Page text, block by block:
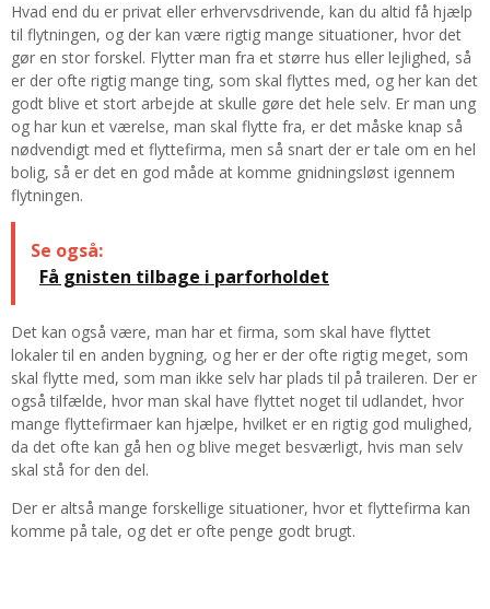
Hvad end du er privat eller erhvervsdrivende, kan du altid få hjælp
til flytningen, og der kan være rigtig mange situationer, hvor det
gør en stor forskel. Flytter man fra et større hus eller lejlighed, så
er der ofte rigtig mange ting, som skal flyttes med, og her kan det
godt blive et stort arbejde at skulle gøre det hele selv. Er man ung
og har kun et værelse, man skal flytte fra, er det måske knap så
nødvendigt med et flyttefirma, men så snart der er tale om en hel
bolig, så er det en god måde at komme gnidningsløst igennem
flytningen.
Se også:
Få gnisten tilbage i parforholdet
Det kan også være, man har et firma, som skal have flyttet
lokaler til en anden bygning, og her er der ofte rigtig meget, som
skal flytte med, som man ikke selv har plads til på traileren. Der er
også tilfælde, hvor man skal have flyttet noget til udlandet, hvor
mange flyttefirmaer kan hjælpe, hvilket er en rigtig god mulighed,
da det ofte kan gå hen og blive meget besværligt, hvis man selv
skal stå for den del.
Der er altså mange forskellige situationer, hvor et flyttefirma kan
komme på tale, og det er ofte penge godt brugt.